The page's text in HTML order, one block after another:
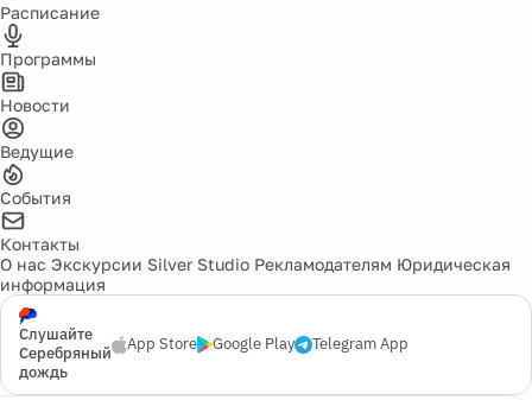
Расписание
Программы
Новости
Ведущие
События
Контакты
О нас Экскурсии Silver Studio Рекламодателям Юридическая
информация
Слушайте
Серебряный
дождь
App Store Google Play Telegram App